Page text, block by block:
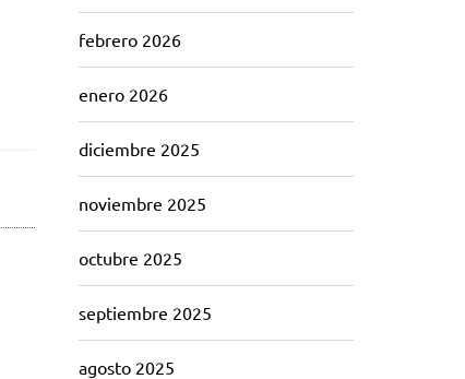
febrero 2026
enero 2026
diciembre 2025
noviembre 2025
octubre 2025
septiembre 2025
agosto 2025